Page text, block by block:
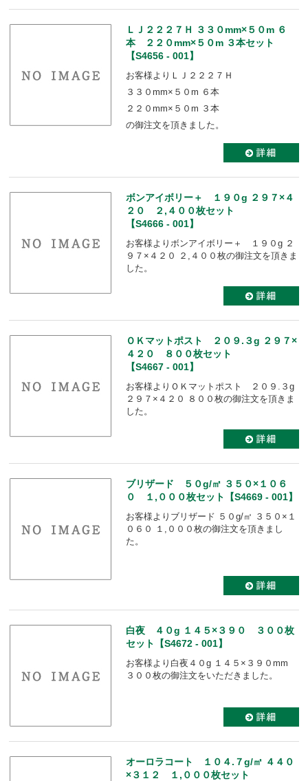
ＬＪ２２２７Ｈ ３３０mm×５０m ６
本 ２２０mm×５０m ３本セット
【S4656 - 001】
お客様よりＬＪ２２２７Ｈ
３３０mm×５０m ６本
２２０mm×５０m ３本
の御注文を頂きました。
ボンアイボリー＋ １９０g ２９７×４
２０ ２,４００枚セット
【S4666 - 001】
お客様よりボンアイボリー＋ １９０g ２
９７×４２０ ２,４００枚の御注文を頂きま
した。
ＯＫマットポスト ２０９.３g ２９７×
４２０ ８００枚セット
【S4667 - 001】
お客様よりＯＫマットポスト ２０９.３g
２９７×４２０ ８００枚の御注文を頂きま
した。
ブリザード ５０g/㎡ ３５０×１０６
０ １,０００枚セット【S4669 - 001】
お客様よりブリザード ５０g/㎡ ３５０×１
０６０ １,０００枚の御注文を頂きまし
た。
白夜 ４０g １４５×３９０ ３００枚
セット【S4672 - 001】
お客様より白夜４０g １４５×３９０mm
３００枚の御注文をいただきました。
オーロラコート １０４.７g/㎡ ４４０
×３１２ １,０００枚セット